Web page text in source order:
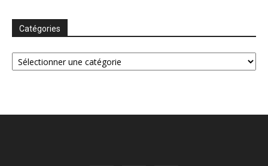
Catégories
Catégories